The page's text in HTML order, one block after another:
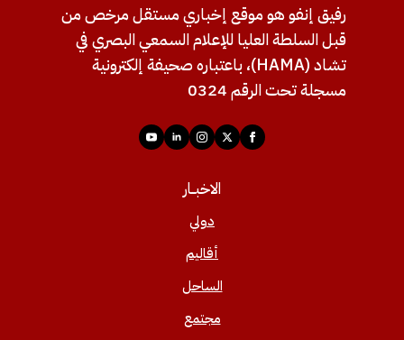
رفيق إنفو هو موقع إخباري مستقل مرخص من
قبل السلطة العليا للإعلام السمعي البصري في
تشاد (HAMA)، باعتباره صحيفة إلكترونية
مسجلة تحت الرقم 0324
الاخبــار
دولي
أقاليم
الساحل
مجتمع